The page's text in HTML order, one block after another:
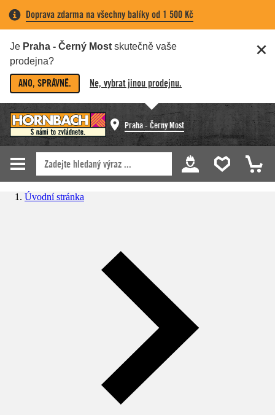
Doprava zdarma na všechny balíky od 1 500 Kč
Je Praha - Černý Most skutečně vaše
prodejna?
ANO, SPRÁVNĚ. Ne, vybrat jinou prodejnu.
Praha - Černý Most
Úvodní stránka